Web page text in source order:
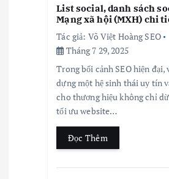
List social, danh sách
Mạng xã hội (MXH) chi
Tác giả: Võ Việt Hoàng SEO
Tháng 7 29, 2025
Trong bối cảnh SEO hiện đại,
dựng một hệ sinh thái uy tín
cho thương hiệu không chỉ
tối ưu website…
Đọc Thêm